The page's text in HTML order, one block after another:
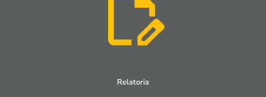
Relatoria